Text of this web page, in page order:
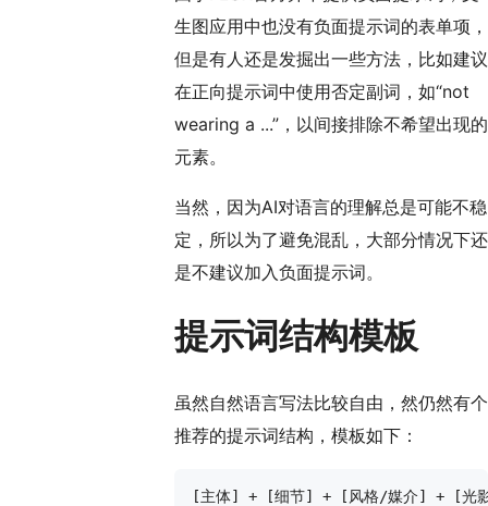
生图应用中也没有负面提示词的表单项，
但是有人还是发掘出一些方法，比如建议
在正向提示词中使用否定副词，如“not
wearing a ...”，以间接排除不希望出现的
元素。
当然，因为AI对语言的理解总是可能不稳
定，所以为了避免混乱，大部分情况下还
是不建议加入负面提示词。
提示词结构模板
虽然自然语言写法比较自由，然仍然有个
推荐的提示词结构，模板如下：
[主体] + [细节] + [风格/媒介] + [